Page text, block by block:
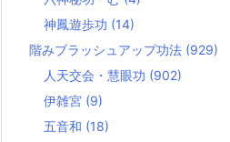
神鳳遊歩功 (14)
階みブラッシュアップ功法 (929)
人天交会・慧眼功 (902)
伊雑宮 (9)
五音和 (18)